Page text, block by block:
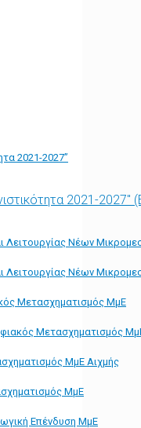
2021-2027”
2021-
Λειτουργίας Νέων
Λειτουργίας Νέων
Μετασχηματισμός ΜμΕ
Μετασχηματισμός
ΜμΕ Αιχμής
ΜμΕ
Επένδυση ΜμΕ